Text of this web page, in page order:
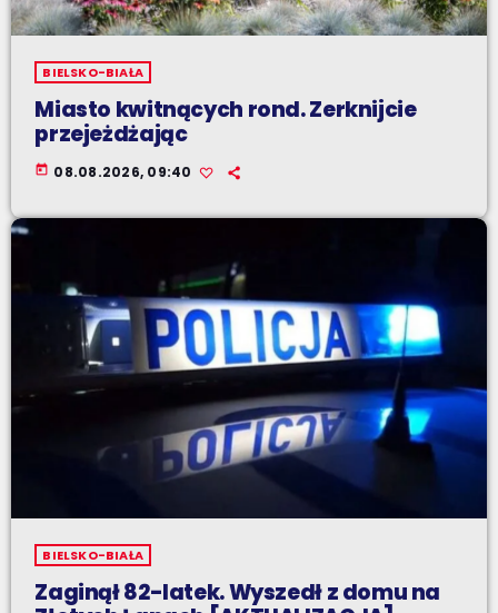
BIELSKO-BIAŁA
Miasto kwitnących rond. Zerknijcie
przejeżdżając
today 08.08.2026, 09:40
BIELSKO-BIAŁA
Zaginął 82-latek. Wyszedł z domu na